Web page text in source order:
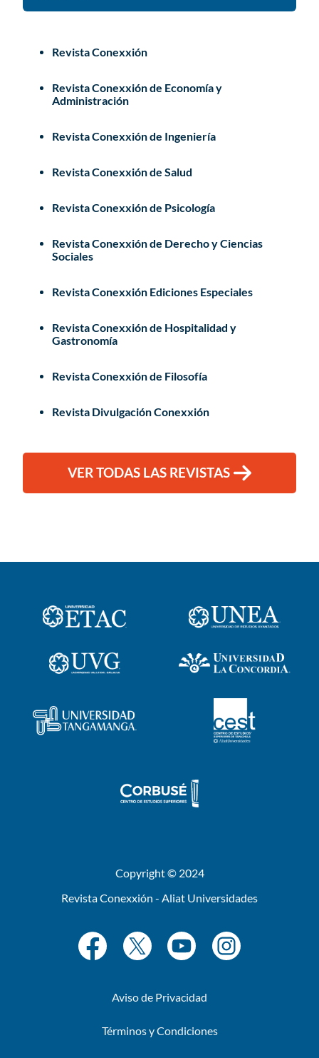
Revista Conexxión
Revista Conexxión de Economía y
Administración
Revista Conexxión de Ingeniería
Revista Conexxión de Salud
Revista Conexxión de Psicología
Revista Conexxión de Derecho y Ciencias
Sociales
Revista Conexxión Ediciones Especiales
Revista Conexxión de Hospitalidad y
Gastronomía
Revista Conexxión de Filosofía
Revista Divulgación Conexxión
VER TODAS LAS REVISTAS
Copyright © 2024
Revista Conexxión - Aliat Universidades
Aviso de Privacidad
Términos y Condiciones